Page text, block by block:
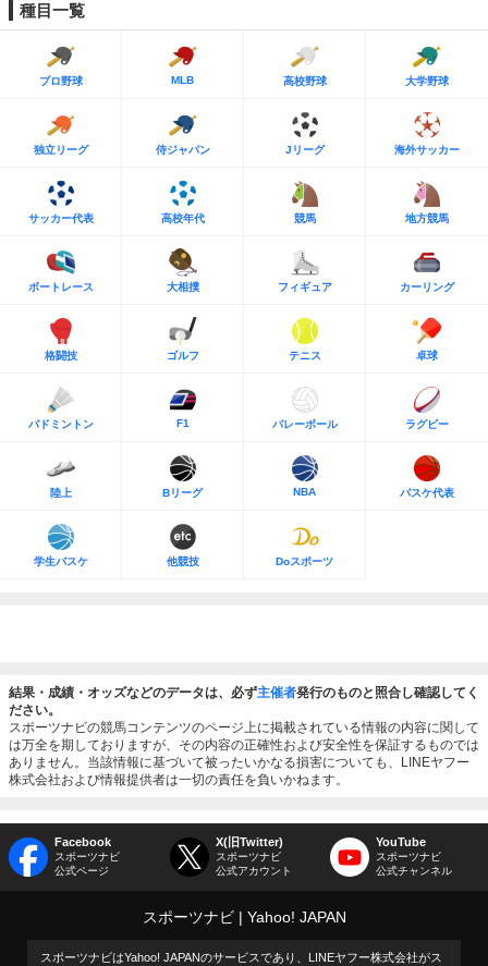
種目一覧
プロ野球 MLB 高校野球 大学野球
独立リーグ 侍ジャパン Jリーグ 海外サッカー
サッカー代表 高校年代 競馬 地方競馬
ボートレース 大相撲 フィギュア カーリング
格闘技 ゴルフ テニス 卓球
バドミントン F1 バレーボール ラグビー
陸上 Bリーグ NBA バスケ代表
学生バスケ 他競技 Doスポーツ
結果・成績・オッズなどのデータは、必ず主催者発行のものと照合し確認してく
ださい。
スポーツナビの競馬コンテンツのページ上に掲載されている情報の内容に関して
は万全を期しておりますが、その内容の正確性および安全性を保証するものでは
ありません。当該情報に基づいて被ったいかなる損害についても、LINEヤフー
株式会社および情報提供者は一切の責任を負いかねます。
Facebook
スポーツナビ
公式ページ
X(旧Twitter)
スポーツナビ
公式アカウント
YouTube
スポーツナビ
公式チャンネル
スポーツナビ Yahoo! JAPAN
スポーツナビはYahoo! JAPANのサービスであり、LINEヤフー株式会社がス